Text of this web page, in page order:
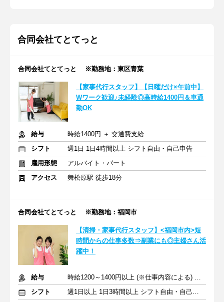
合同会社てとてっと
合同会社てとてっと ※勤務地：東区青葉
【家事代行スタッフ】【日曜だけ×午前中】
Wワーク歓迎♪未経験◎高時給1400円＆車通
勤OK
給与
時給1400円 ＋ 交通費支給
シフト
週1日 1日4時間以上 シフト自由・自己申告
雇用形態
アルバイト・パート
アクセス
舞松原駅 徒歩18分
合同会社てとてっと ※勤務地：福岡市
【清掃・家事代行スタッフ】<福岡市内>短
時間からの仕事多数⇒副業にも◎主婦さん活
躍中！
給与
時給1200～1400円以上 (※仕事内容による) +交通費
シフト
週1日以上 1日3時間以上 シフト自由・自己申告